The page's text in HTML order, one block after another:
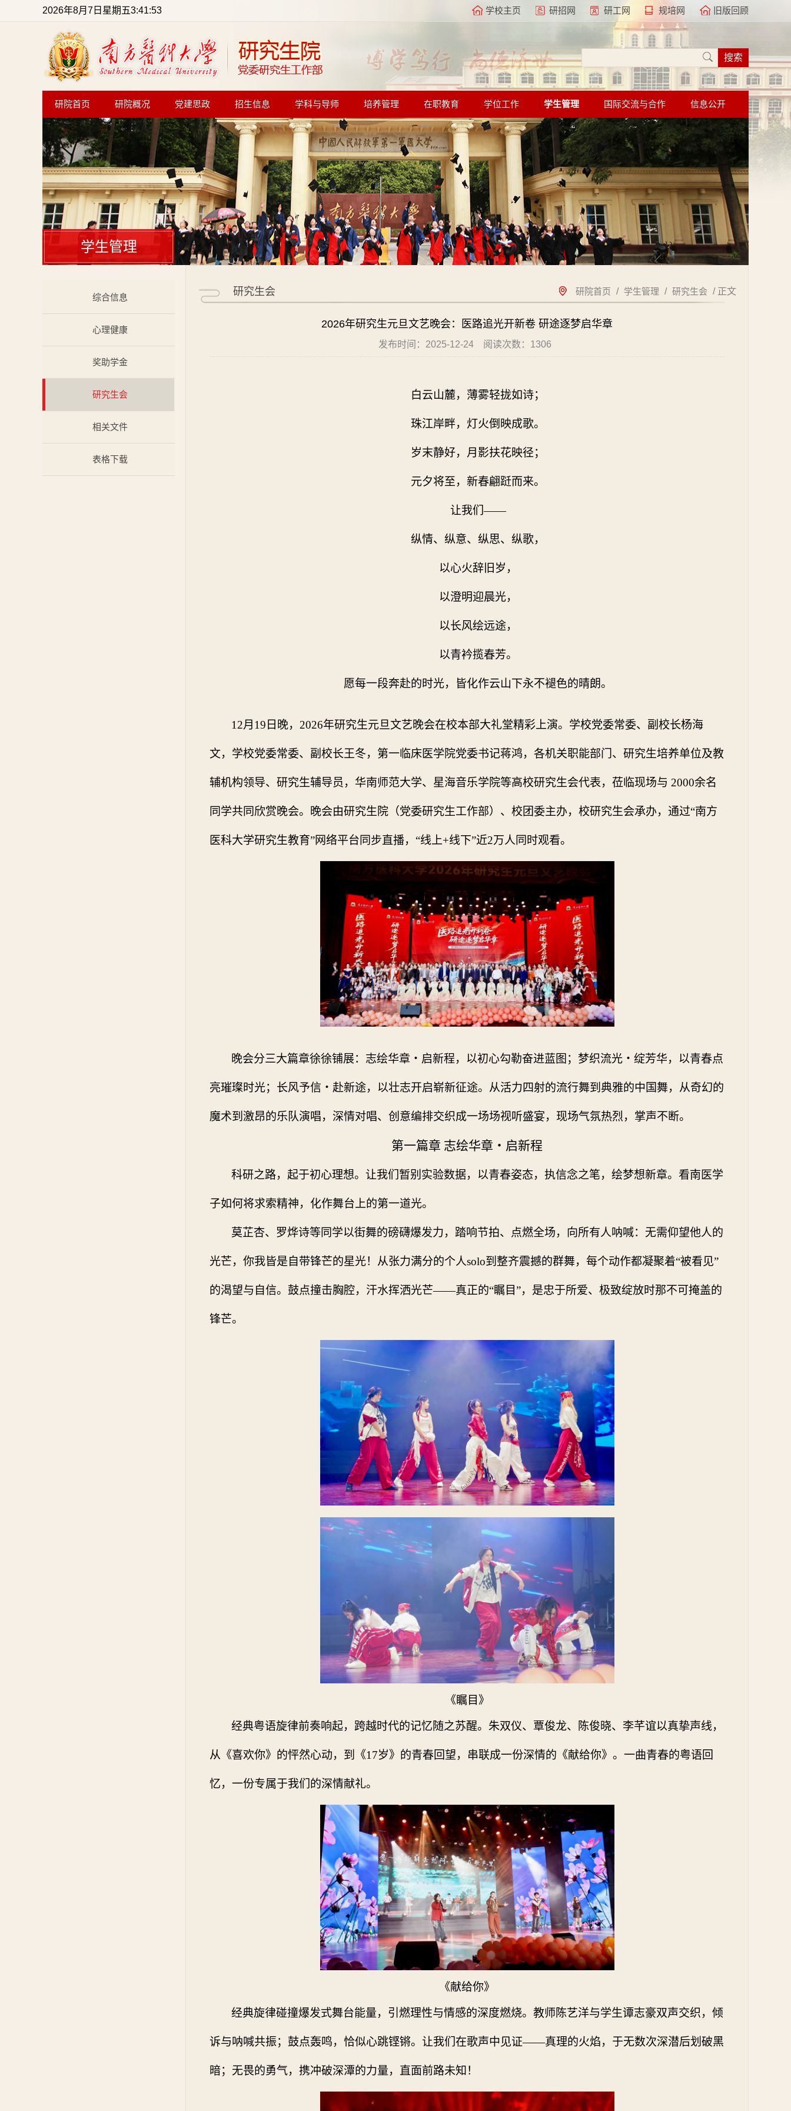
学校主页 研招网 研工网 规培网 旧版回顾
2026年8月7日星期五3:41:54
研院首页 研院概况 党建思政 招生信息 学科与导师 培养管理 在职教育 学位工作 学生管理 国际交流与合作 信息公开
学生管理
综合信息
心理健康
奖助学金
研究生会
相关文件
表格下载
研院首页 / 学生管理 / 研究生会 / 正文
研究生会
2026年研究生元旦文艺晚会：医路追光开新卷 研途逐梦启华章
发布时间：2025-12-24 阅读次数： 1306
白云山麓，薄雾轻拢如诗；
珠江岸畔，灯火倒映成歌。
岁末静好，月影扶花映径；
元夕将至，新春翩跹而来。
让我们——
纵情、纵意、纵思、纵歌，
以心火辞旧岁，
以澄明迎晨光，
以长风绘远途，
以青衿揽春芳。
愿每一段奔赴的时光，皆化作云山下永不褪色的晴朗。
12月 19 日晚， 2026年研究生元旦文艺晚会在校本部大礼堂精彩上演。 学校党委常委、副校长杨海
文，学校党委常委、副校长王冬，第一临床医学院党委书记蒋鸿，各机关职能部门、研究生培养单位及教
辅机构领导、研究生辅导员，华南师范大学、星海音乐学院等高校研究生会代表，莅临现场与 2000余名
同学共同欣赏晚会。晚会由研究生院（党委研究生工作部）、校团委主办，校研究生会承办，通过“南方
医科大学研究生教育”网络平台同步直播，“线上+线下”近2万人同时观看。
晚会分三大篇章徐徐铺展：志绘华章・启新程，以初心勾勒奋进蓝图；梦织流光・绽芳华，以青春点
亮璀璨时光；长风予信・赴新途，以壮志开启崭新征途。从活力四射的流行舞到典雅的中国舞，从奇幻的
魔术到激昂的乐队演唱，深情对唱、创意编排交织成一场场视听盛宴，现场气氛热烈，掌声不断。
第一篇章 志绘华章・启新程
科研之路，起于初心理想。让我们暂别实验数据，以青春姿态，执信念之笔，绘梦想新章。看南医学
子如何将求索精神，化作舞台上的第一道光。
莫芷杏、罗烨诗等同学以街舞的磅礴爆发力，踏响节拍、点燃全场，向所有人呐喊：无需仰望他人的
光芒，你我皆是自带锋芒的星光！从张力满分的个人solo到整齐震撼的群舞，每个动作都凝聚着“被看见”
的渴望与自信。鼓点撞击胸腔，汗水挥洒光芒——真正的“瞩目”，是忠于所爱、极致绽放时那不可掩盖的
锋芒。
《瞩目》
经典粤语旋律前奏响起，跨越时代的记忆随之苏醒。朱双仪、覃俊龙、陈俊晓、李芊谊以真挚声线，
从《喜欢你》的怦然心动，到《17岁》的青春回望，串联成一份深情的《献给你》。一曲青春的粤语回
忆，一份专属于我们的深情献礼。
《献给你》
经典旋律碰撞爆发式舞台能量，引燃理性与情感的深度燃烧。教师陈艺洋与学生谭志豪双声交织，倾
诉与呐喊共振；鼓点轰鸣，恰似心跳铿锵。让我们在歌声中见证——真理的火焰，于无数次深潜后划破黑
暗；无畏的勇气，携冲破深潭的力量，直面前路未知！